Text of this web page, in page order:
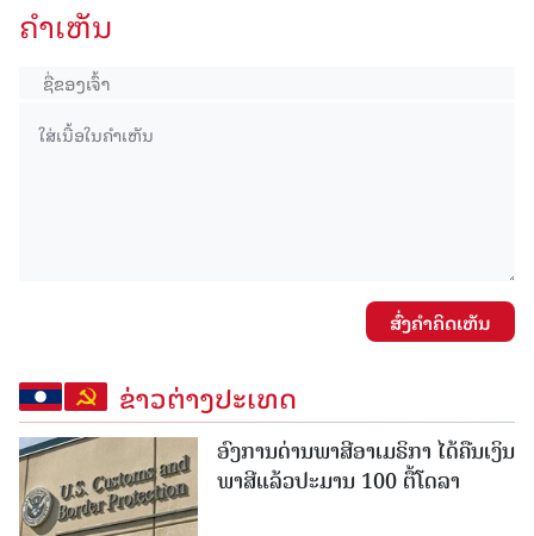
ຄໍາເຫັນ
ສົ່ງຄໍາຄິດເຫັນ
ຂ່າວຕ່າງປະເທດ
ອົງການດ່ານພາສີອາເມຣິກາ ໄດ້ຄືນເງິນ
ພາສີແລ້ວປະມານ 100 ຕື້ໂດລາ